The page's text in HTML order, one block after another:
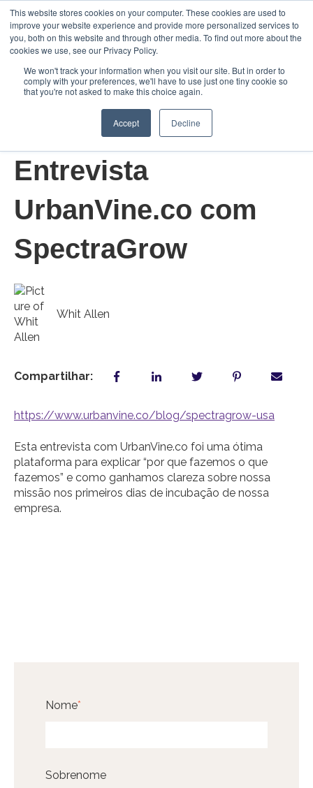
This website stores cookies on your computer. These cookies are used to
improve your website experience and provide more personalized services to
you, both on this website and through other media. To find out more about the
cookies we use, see our Privacy Policy.
We won't track your information when you visit our site. But in order to
comply with your preferences, we'll have to use just one tiny cookie so
that you're not asked to make this choice again.
Accept Decline
Abrir
22/jan/2024 10:18:29
Entrevista
UrbanVine.co com
SpectraGrow
Whit Allen
Compartilhar:
https://www.urbanvine.co/blog/spectragrow-usa
Esta entrevista com UrbanVine.co foi uma ótima
plataforma para explicar “por que fazemos o que
fazemos” e como ganhamos clareza sobre nossa
missão nos primeiros dias de incubação de nossa
empresa.
Nome*
Sobrenome